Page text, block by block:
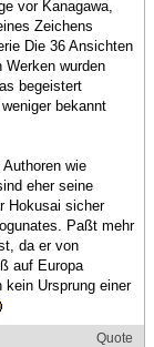
vor Kanagawa,
Zeichens
Die 36 Ansichten
wurden
begeistert
bekannt
wie
eher seine
Hokusai sicher
Paßt mehr
da er von
auf Europa
Ursprung einer
Quote